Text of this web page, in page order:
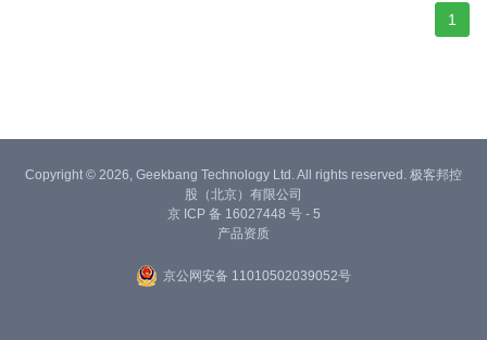
1
Copyright © 2026, Geekbang Technology Ltd. All rights reserved. 极客邦控
股（北京）有限公司
京 ICP 备 16027448 号 - 5
产品资质
京公网安备 11010502039052号